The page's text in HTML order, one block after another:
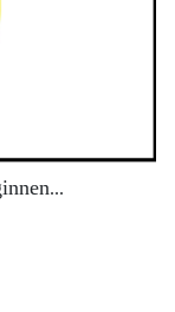
...